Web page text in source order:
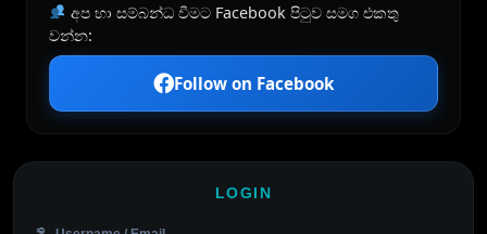
අප හා සම්බන්ධ වීමට Facebook පිටුව සමග එකතු
වන්න:
Follow on Facebook
LOGIN